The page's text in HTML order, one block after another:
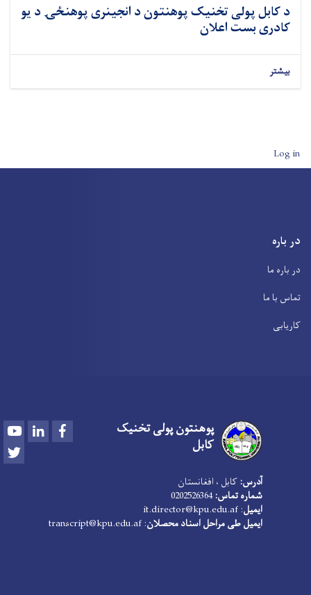
د کابل پولی تخنیک پوهنتون د انجینری پوهنځۍ د یو
کادری بست اعلان
بیشتر
User account menu
Log in
در باره
در باره ما
تماس با ما
کاریابی
پوهنتون پولی تخنیک
کابل
YoutubeLinkedIn
آدرس: کابل ، افغانستان
شماره تماس:0202526364
ایمیل:
it.director@kpu.edu.af
ایمیل طی مراحل اسناد محصلان:
transcript@kpu.edu.af